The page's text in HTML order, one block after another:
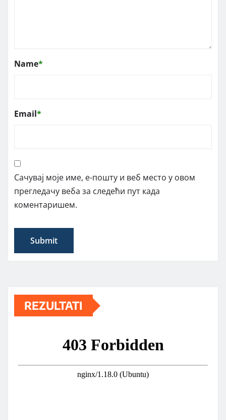
Name*
Email*
Сачувај моје име, е-пошту и веб место у овом
прегледачу веба за следећи пут када
коментаришем.
REZULTATI